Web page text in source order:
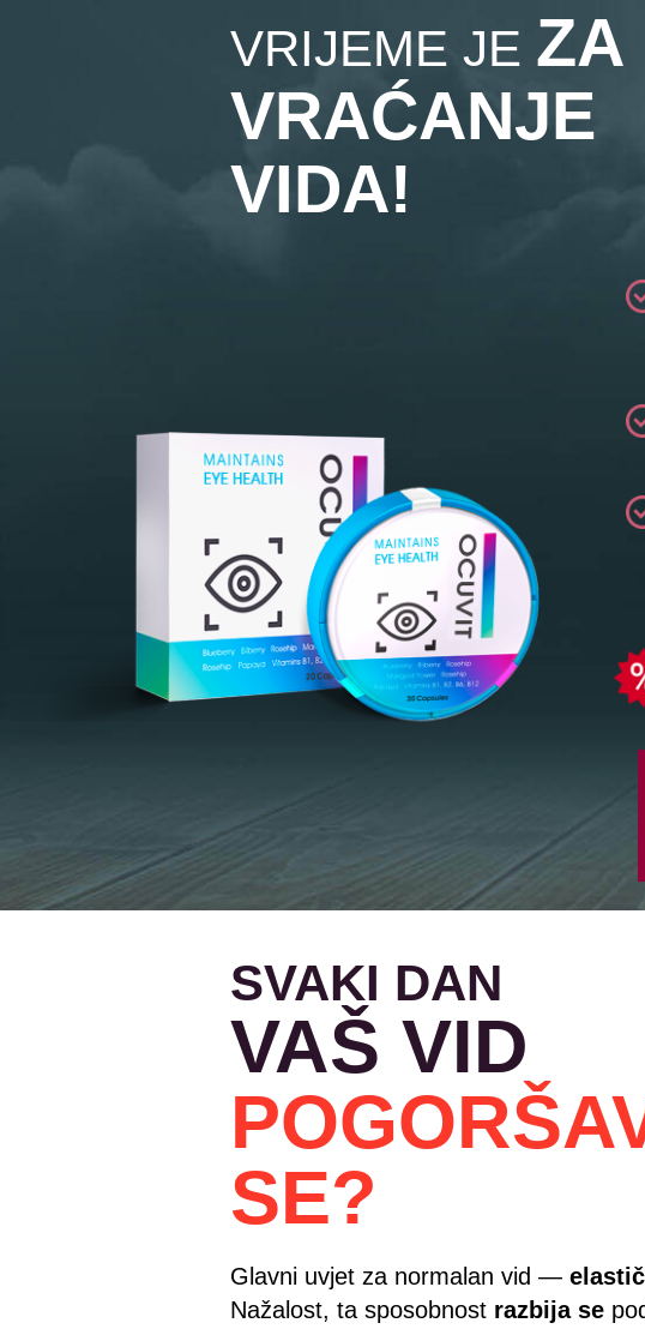
VRIJEME JE ZA
VRAĆANJE
VIDA!
SVAKI DAN
VAŠ VID
SE?
Glavni uvjet za normalan vid —
Nažalost, ta sposobnost razbija se